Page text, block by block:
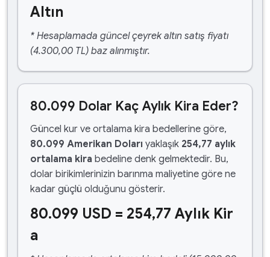
Altın
* Hesaplamada güncel çeyrek altın satış fiyatı
(4.300,00 TL) baz alınmıştır.
80.099 Dolar Kaç Aylık Kira Eder?
Güncel kur ve ortalama kira bedellerine göre,
80.099 Amerikan Doları yaklaşık 254,77 aylık
ortalama kira bedeline denk gelmektedir. Bu,
dolar birikimlerinizin barınma maliyetine göre ne
kadar güçlü olduğunu gösterir.
80.099 USD = 254,77 Aylık Kir
a